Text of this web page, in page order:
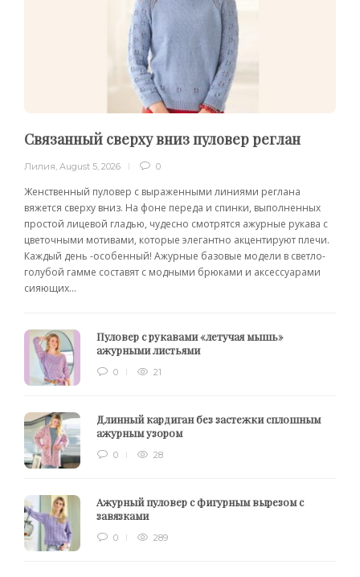
Связанный сверху вниз пуловер реглан
Лилия, August 5, 2026 0
Женственный пуловер с выраженными линиями реглана
вяжется сверху вниз. На фоне переда и спинки, выполненных
простой лицевой гладью, чудесно смотрятся ажурные рукава с
цветочными мотивами, которые элегантно акцентируют плечи.
Каждый день -особенный! Ажурные базовые модели в светло-
голубой гамме составят с модными брюками и аксессуарами
сияющих...
Пуловер с рукавами «летучая мышь»
ажурными листьями
0 21
Длинный кардиган без застежки сплошным
ажурным узором
0 28
Ажурный пуловер с фигурным вырезом с
завязками
0 289